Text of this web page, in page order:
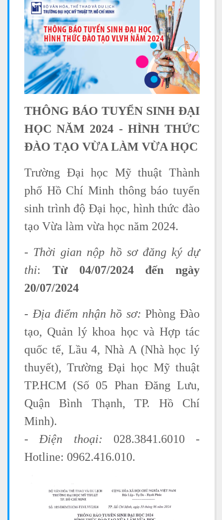
THÔNG BÁO TUYỂN SINH ĐẠI
HỌC NĂM 2024 - HÌNH THỨC
ĐÀO TẠO VỪA LÀM VỪA HỌC
Trường Đại học Mỹ thuật Thành
phố Hồ Chí Minh thông báo tuyển
sinh trình độ Đại học, hình thức đào
tạo Vừa làm vừa học năm 2024.
- Thời gian nộp hồ sơ đăng ký dự
thi: Từ 04/07/2024 đến ngày
20/07/2024
- Địa điểm nhận hồ sơ: Phòng Đào
tạo, Quản lý khoa học và Hợp tác
quốc tế, Lầu 4, Nhà A (Nhà học lý
thuyết), Trường Đại học Mỹ thuật
TP.HCM (Số 05 Phan Đăng Lưu,
Quận Bình Thạnh, TP. Hồ Chí
Minh).
- Điện thoại: 028.3841.6010 -
Hotline: 0962.416.010.